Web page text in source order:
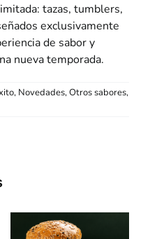
tazas, tumblers,
exclusivamente
de sabor y
nueva temporada.
, Novedades,Otros sabores,